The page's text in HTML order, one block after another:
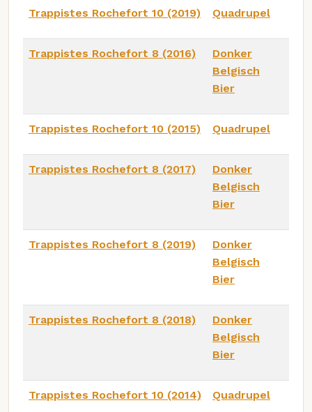
Trappistes Rochefort 10 (2019) Quadrupel
Trappistes Rochefort 8 (2016)
Donker
Belgisch
Bier
Trappistes Rochefort 10 (2015) Quadrupel
Trappistes Rochefort 8 (2017)
Donker
Belgisch
Bier
Trappistes Rochefort 8 (2019)
Donker
Belgisch
Bier
Trappistes Rochefort 8 (2018)
Donker
Belgisch
Bier
Trappistes Rochefort 10 (2014) Quadrupel